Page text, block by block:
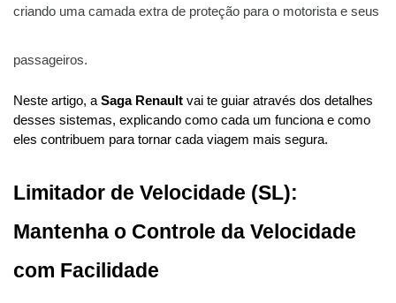
criando uma camada extra de proteção para o motorista e seus
passageiros.
Neste artigo, a Saga Renault vai te guiar através dos detalhes
desses sistemas, explicando como cada um funciona e como
eles contribuem para tornar cada viagem mais segura.
Limitador de Velocidade (SL):
Mantenha o Controle da Velocidade
com Facilidade